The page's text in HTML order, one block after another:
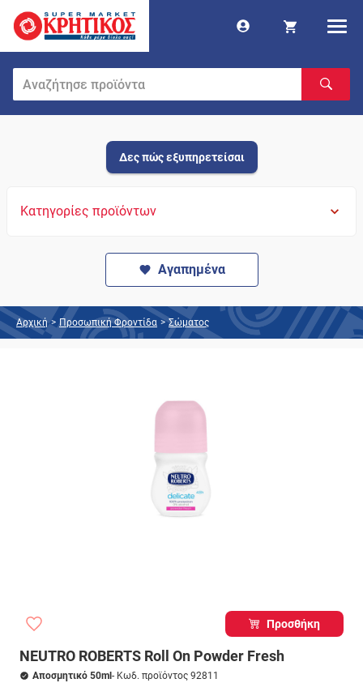
Δες πώς εξυπηρετείσαι
Κατηγορίες προϊόντων
Αγαπημένα
Αρχική > Προσωπική Φροντίδα > Σώματος
Προσθήκη
NEUTRO ROBERTS Roll On Powder Fresh
Αποσμητικό 50ml - Κωδ. προϊόντος 92811